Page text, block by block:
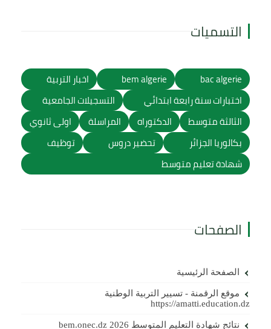
التسميات
bac algerie
bem algerie
اخبار التربية
اختبارات سنة رابعة ابتدائي
التسجيلات الجامعية
الثالثة متوسط
الدكتوراه المراسلة
اولى ثانوي
بكالوريا الجزائر
تحضير دروس
توظيف
شهادة تعليم متوسط
الصفحات
الصفحة الرئيسية
موقع الرقمنة - تسيير التربية الوطنية
https://amatti.education.dz
نتائج شهادة التعليم المتوسط 2026 bem.onec.dz